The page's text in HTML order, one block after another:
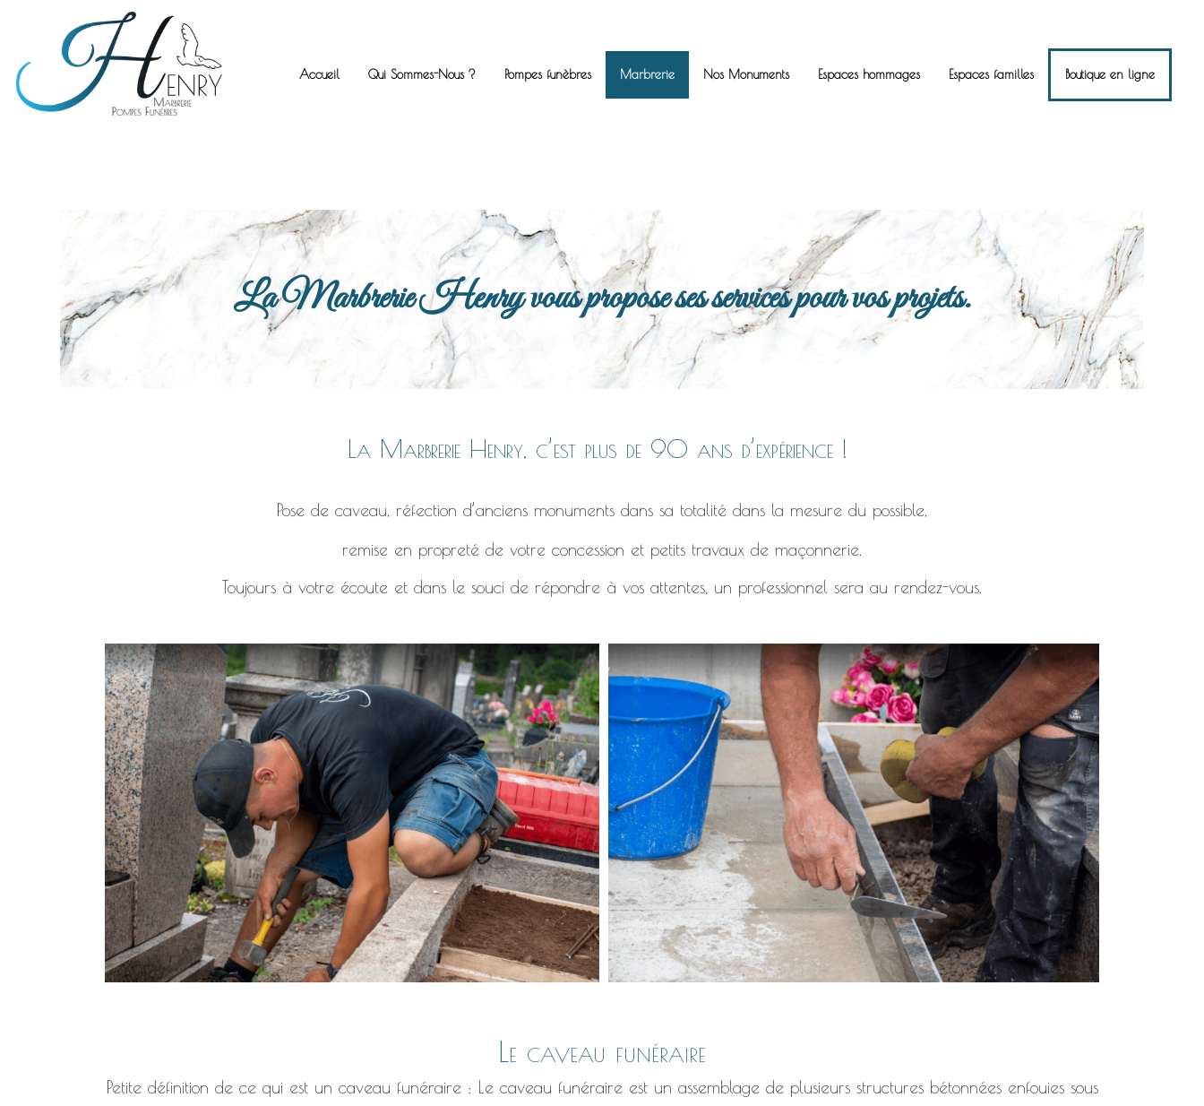
Accueil Qui Sommes-Nous ? Pompes funèbres Marbrerie Nos Monuments Espaces hommages Espaces familles Boutique en ligne
La Marbrerie Henry vous propose ses services pour vos projets.
La Marbrerie Henry, c’est plus de 90 ans d’expérience !
Pose de caveau, réfection d’anciens monuments dans sa totalité dans la mesure du possible,
remise en propreté de votre concession et petits travaux de maçonnerie.
Toujours à votre écoute et dans le souci de répondre à vos attentes, un professionnel sera au rendez-vous.
Le caveau funéraire
Petite définition de ce qui est un caveau funéraire : Le caveau funéraire est un assemblage de plusieurs structures bétonnées enfouies sous